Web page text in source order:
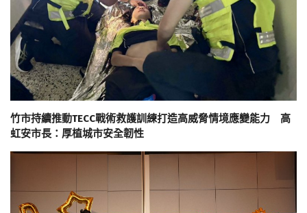
竹市持續推動TECC戰術救護訓練打造高威脅情境應變能力 高
虹安市長：厚植城市安全韌性